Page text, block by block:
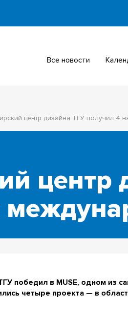
Все новости
центр дизайна ТГУ получил 4
центр
победил в MUSE, одном из
четыре проекта — в